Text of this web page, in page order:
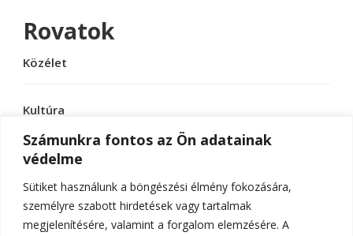
Számunkra fontos az Ön adatainak
védelme
Sütiket használunk a böngészési élmény fokozására,
személyre szabott hirdetések vagy tartalmak
megjelenítésére, valamint a forgalom elemzésére. A
Rovatok
Közélet
Kultúra
Sport
Tudomány